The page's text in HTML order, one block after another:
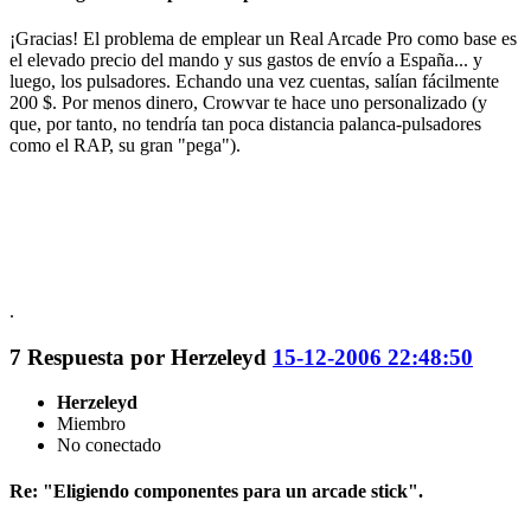
¡Gracias! El problema de emplear un Real Arcade Pro como base es
el elevado precio del mando y sus gastos de envío a España... y
luego, los pulsadores. Echando una vez cuentas, salían fácilmente
200 $. Por menos dinero, Crowvar te hace uno personalizado (y
que, por tanto, no tendría tan poca distancia palanca-pulsadores
como el RAP, su gran "pega").
.
7 Respuesta por Herzeleyd 15-12-2006 22:48:50
Herzeleyd
Miembro
No conectado
Re: "Eligiendo componentes para un arcade stick".